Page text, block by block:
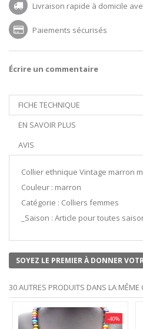
Livraison rapide à domicile
Paiements sécurisés
Écrire un commentaire
FICHE TECHNIQUE
EN SAVOIR PLUS
AVIS
Collier ethnique Vintage marron
Couleur : marron
Catégorie : Colliers femmes
_Saison : Article pour toutes
SOYEZ LE PREMIER À DONNER
30 AUTRES PRODUITS DANS LA MÊME
-40%